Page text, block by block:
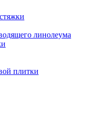
линолеума
плитки